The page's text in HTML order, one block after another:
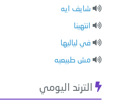
⁠شايف ايه
⁠انتهينا
⁠في لياليها
⁠⁠مش طبيعيه
الترند اليومي